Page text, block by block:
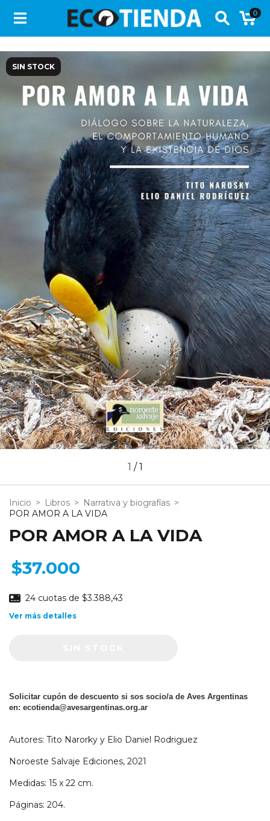
0
SIN STOCK
1 /1
Inicio > Libros > Narrativa y biografías >
POR AMOR A LA VIDA
POR AMOR A LA VIDA
$37.000
24 cuotas de $3.388,43
Ver más detalles
Solicitar cupón de descuento si sos socio/a de Aves Argentinas
en: ecotienda@avesargentinas.org.ar
Autores: Tito Narorky y Elio Daniel Rodriguez
Noroeste Salvaje Ediciones, 2021
Medidas: 15 x 22 cm.
Páginas: 204.